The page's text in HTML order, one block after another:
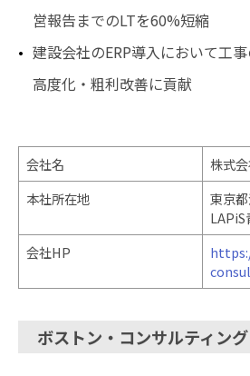
営報告までのLTを60%短縮
建設会社のERP導入において工
高度化・粗利改善に貢献
会社名
株式
本社所在地
東京
会社HP
ボストン・コンサルティン